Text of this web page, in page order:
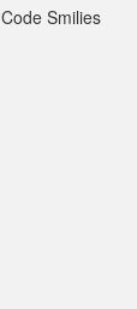
Code Smilies